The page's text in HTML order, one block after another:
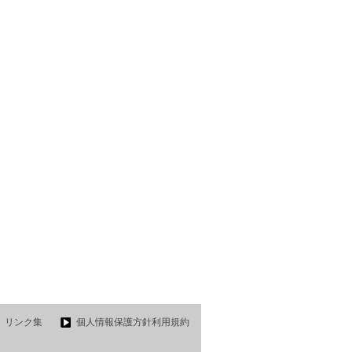
リンク集 個人情報保護方針利用規約